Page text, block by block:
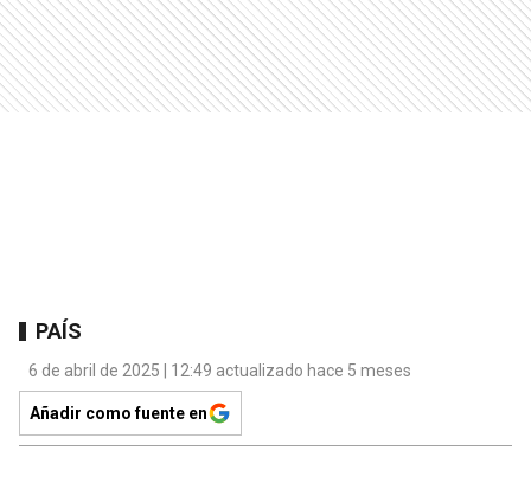
PAÍS
6 de abril de 2025 | 12:49 actualizado hace 5 meses
Añadir como fuente en